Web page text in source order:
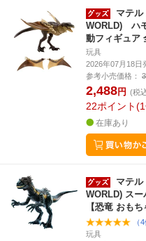
マテル
WORLD) ハ
動フィギュア
玩具
2026年07月18日
参考小売価格：
2,488円 (税
22ポイント
在庫あり
マテル
WORLD) ス
【恐竜 おも
（
玩具